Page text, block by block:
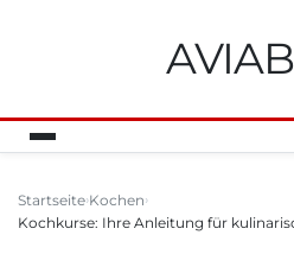
Startseite Kochen
Kochkurse: Ihre Anleitung für